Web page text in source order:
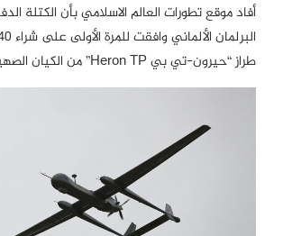
أفاد موقع تطورات العالم الاسلامي بأن الكتلة
طراز “حيرون-تي بي Heron TP” من الكيان الصهيوني.